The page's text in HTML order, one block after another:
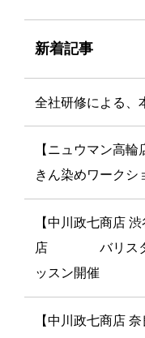
新着記事
全社研修による、
【ニュウマン高
きん染めワークシ
【中川政七商店
店 バリスタに
ッスン開催
【中川政七商店